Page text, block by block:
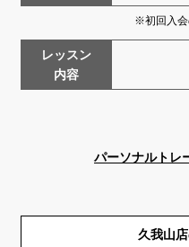
※初回入会
レッスン
内容
パーソナルトレ
久我山